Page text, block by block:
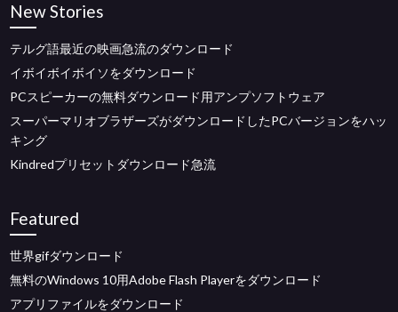
New Stories
テルグ語最近の映画急流のダウンロード
イボイボイボイソをダウンロード
PCスピーカーの無料ダウンロード用アンプソフトウェア
スーパーマリオブラザーズがダウンロードしたPCバージョンをハッ
キング
Kindredプリセットダウンロード急流
Featured
世界gifダウンロード
無料のWindows 10用Adobe Flash Playerをダウンロード
アプリファイルをダウンロード